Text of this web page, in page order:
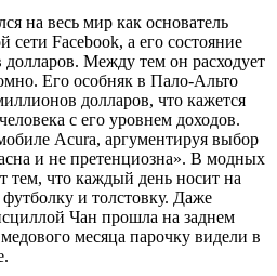
на весь мир как основатель
Facebook, а его состояние
Между тем он расходует
Его особняк в Пало-Альто
долларов, что кажется
с его уровнем доходов.
Acura, аргументируя выбор
и не претенциозна». В модных
тем, что каждый день носит на
и толстовку. Даже
Чан прошла на заднем
месяца парочку видели в